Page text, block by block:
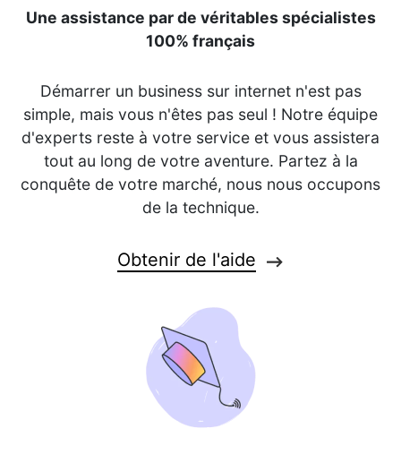
Une assistance par de véritables spécialistes
100% français
Démarrer un business sur internet n'est pas
simple, mais vous n'êtes pas seul ! Notre équipe
d'experts reste à votre service et vous assistera
tout au long de votre aventure. Partez à la
conquête de votre marché, nous nous occupons
de la technique.
Obtenir de l'aide